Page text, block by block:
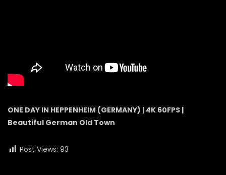
ONE DAY IN HEPPENHEIM (GERMANY) | 4K 60FPS |
Beautiful German Old Town
Post Views: 93